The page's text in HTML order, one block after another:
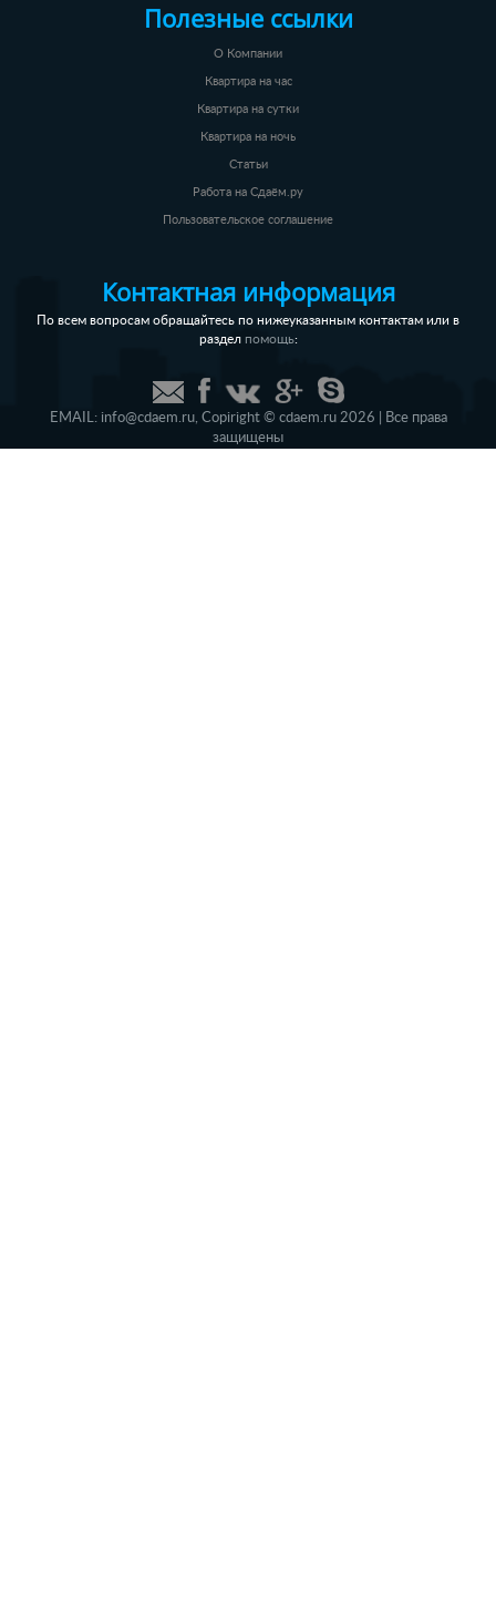
Полезные ссылки
О Компании
Квартира на час
Квартира на сутки
Квартира на ночь
Статьи
Работа на Сдаём.ру
Пользовательское соглашение
Контактная информация
По всем вопросам обращайтесь по нижеуказанным контактам или в
раздел помощь:
EMAIL: info@cdaem.ru, Copiright © cdaem.ru 2026 | Все права
защищены